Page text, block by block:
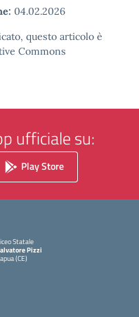
04.02.2026
questo articolo è
Commons
ufficiale su:
Play Store
Statale
Pizzi
(CE)
— Visita la pagina iniziale della scuola